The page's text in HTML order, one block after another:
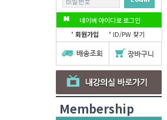
네이버 아이디로 로그인
회원가입
ID/PW 찾기
Membership